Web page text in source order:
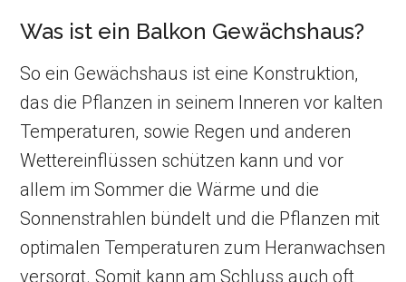
Was ist ein Balkon Gewächshaus?
So ein Gewächshaus ist eine Konstruktion,
das die Pflanzen in seinem Inneren vor kalten
Temperaturen, sowie Regen und anderen
Wettereinflüssen schützen kann und vor
allem im Sommer die Wärme und die
Sonnenstrahlen bündelt und die Pflanzen mit
optimalen Temperaturen zum Heranwachsen
versorgt. Somit kann am Schluss auch oft